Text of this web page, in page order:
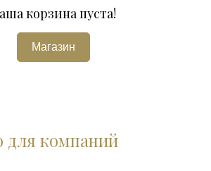
корзина пуста!
Магазин
для компаний